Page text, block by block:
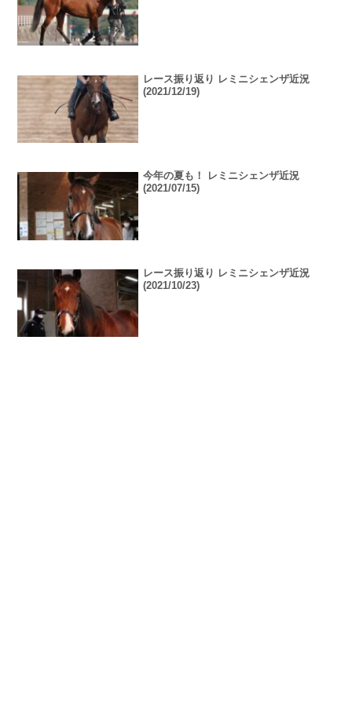
レース振り返り レミニシェンザ近況
(2021/12/19)
今年の夏も！ レミニシェンザ近況
(2021/07/15)
レース振り返り レミニシェンザ近況
(2021/10/23)